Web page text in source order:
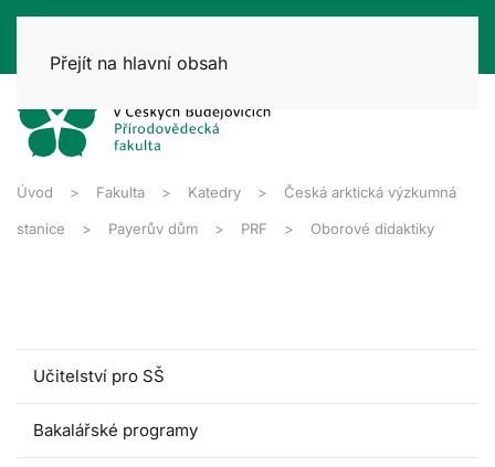
Přejít na hlavní obsah
Úvod Fakulta Katedry Česká arktická výzkumná
stanice Payerův dům PRF Oborové didaktiky
Učitelství pro SŠ
Bakalářské programy